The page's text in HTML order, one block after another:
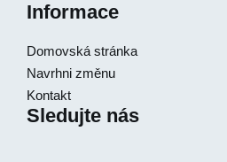
Informace
Domovská stránka
Navrhni změnu
Kontakt
Sledujte nás